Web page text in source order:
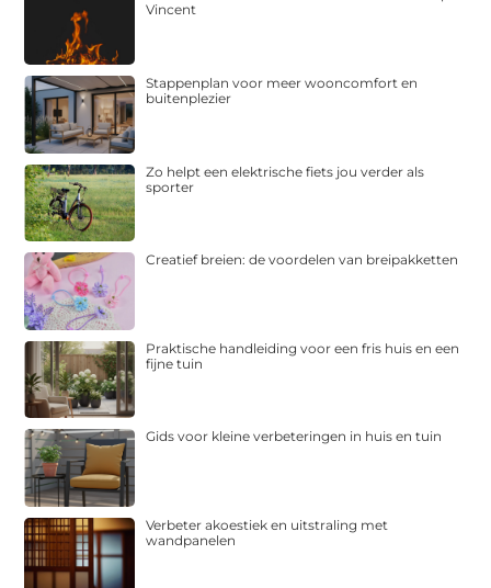
Vincent
Stappenplan voor meer wooncomfort en
buitenplezier
Zo helpt een elektrische fiets jou verder als
sporter
Creatief breien: de voordelen van breipakketten
Praktische handleiding voor een fris huis en een
fijne tuin
Gids voor kleine verbeteringen in huis en tuin
Verbeter akoestiek en uitstraling met
wandpanelen